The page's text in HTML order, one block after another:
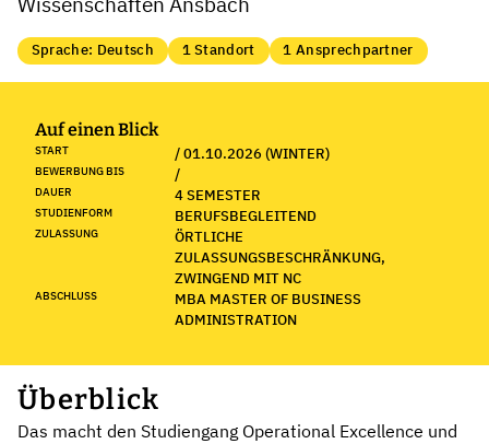
Sprache: Deutsch 1 Standort 1 Ansprechpartner
Auf einen Blick
START / 01.10.2026 (WINTER)
BEWERBUNG BIS /
DAUER 4 SEMESTER
STUDIENFORM BERUFSBEGLEITEND
ZULASSUNG
ÖRTLICHE
ZULASSUNGSBESCHRÄNKUNG,
ZWINGEND MIT NC
ABSCHLUSS
MBA MASTER OF BUSINESS
ADMINISTRATION
Überblick
Das macht den Studiengang Operational Excellence und